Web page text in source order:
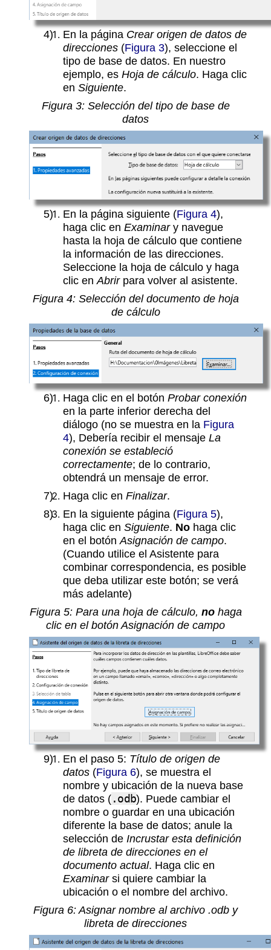
En la página Crear origen de datos de
direcciones (Figura 3), seleccione el
tipo de base de datos. En nuestro
ejemplo, es Hoja de cálculo. Haga clic
en Siguiente.
Figura 3: Selección del tipo de base de
datos
En la página siguiente (Figura 4),
haga clic en Examinary navegue
hasta la hoja de cálculo que contiene
la información de las direcciones.
Seleccione la hoja de cálculo y haga
clic en Abrirpara volver al asistente.
Figura 4: Selección del documento de hoja
de cálculo
Haga clic en el botón Probar conexión
en la parte inferior derecha del
diálogo (no se muestra en la Figura
4), Debería recibir el mensaje La
conexión se estableció
correctamente; de lo contrario,
obtendrá un mensaje de error.
Haga clic en Finalizar.
En la siguiente página (Figura 5),
haga clic en Siguiente. No haga clic
en el botón Asignación de campo.
(Cuando utilice el Asistente para
combinar correspondencia, es posible
que deba utilizar este botón; se verá
más adelante)
Figura 5: Para una hoja de cálculo, nohaga
clic en el botón Asignación de campo
En el paso 5: Título de origen de
datos (Figura 6), se muestra el
nombre y ubicación de la nueva base
de datos (.odb). Puede cambiar el
nombre o guardar en una ubicación
diferente la base de datos; anule la
selección de Incrustar esta definición
de libreta de direcciones en el
documento actual. Haga clic en
Examinarsi quiere cambiar la
ubicación o el nombre del archivo.
Figura 6: Asignar nombre al archivo .odb y
libreta de direcciones